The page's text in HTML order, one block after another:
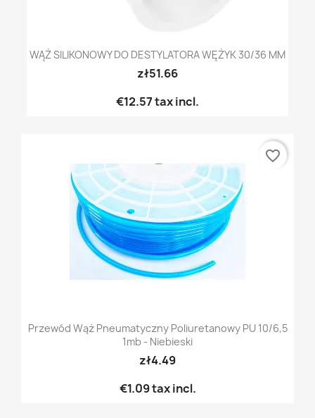
WĄŻ SILIKONOWY DO DESTYLATORA WĘŻYK 30/36 MM
zł51.66
€12.57tax incl.
Przewód Wąż Pneumatyczny Poliuretanowy PU 10/6,5
1mb - Niebieski
zł4.49
€1.09tax incl.
favorite_border